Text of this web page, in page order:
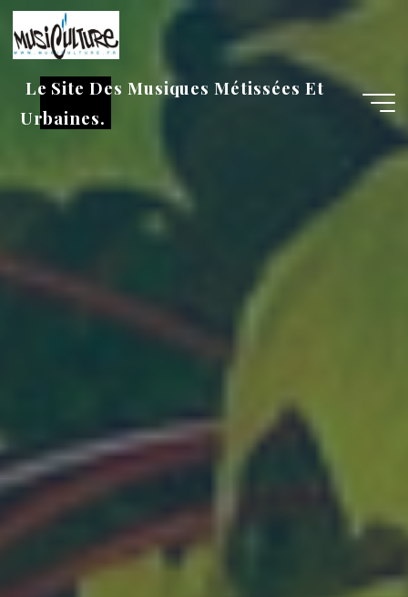
Aller
au
contenu
Le Site Des Musiques Métissées Et
Urbaines.